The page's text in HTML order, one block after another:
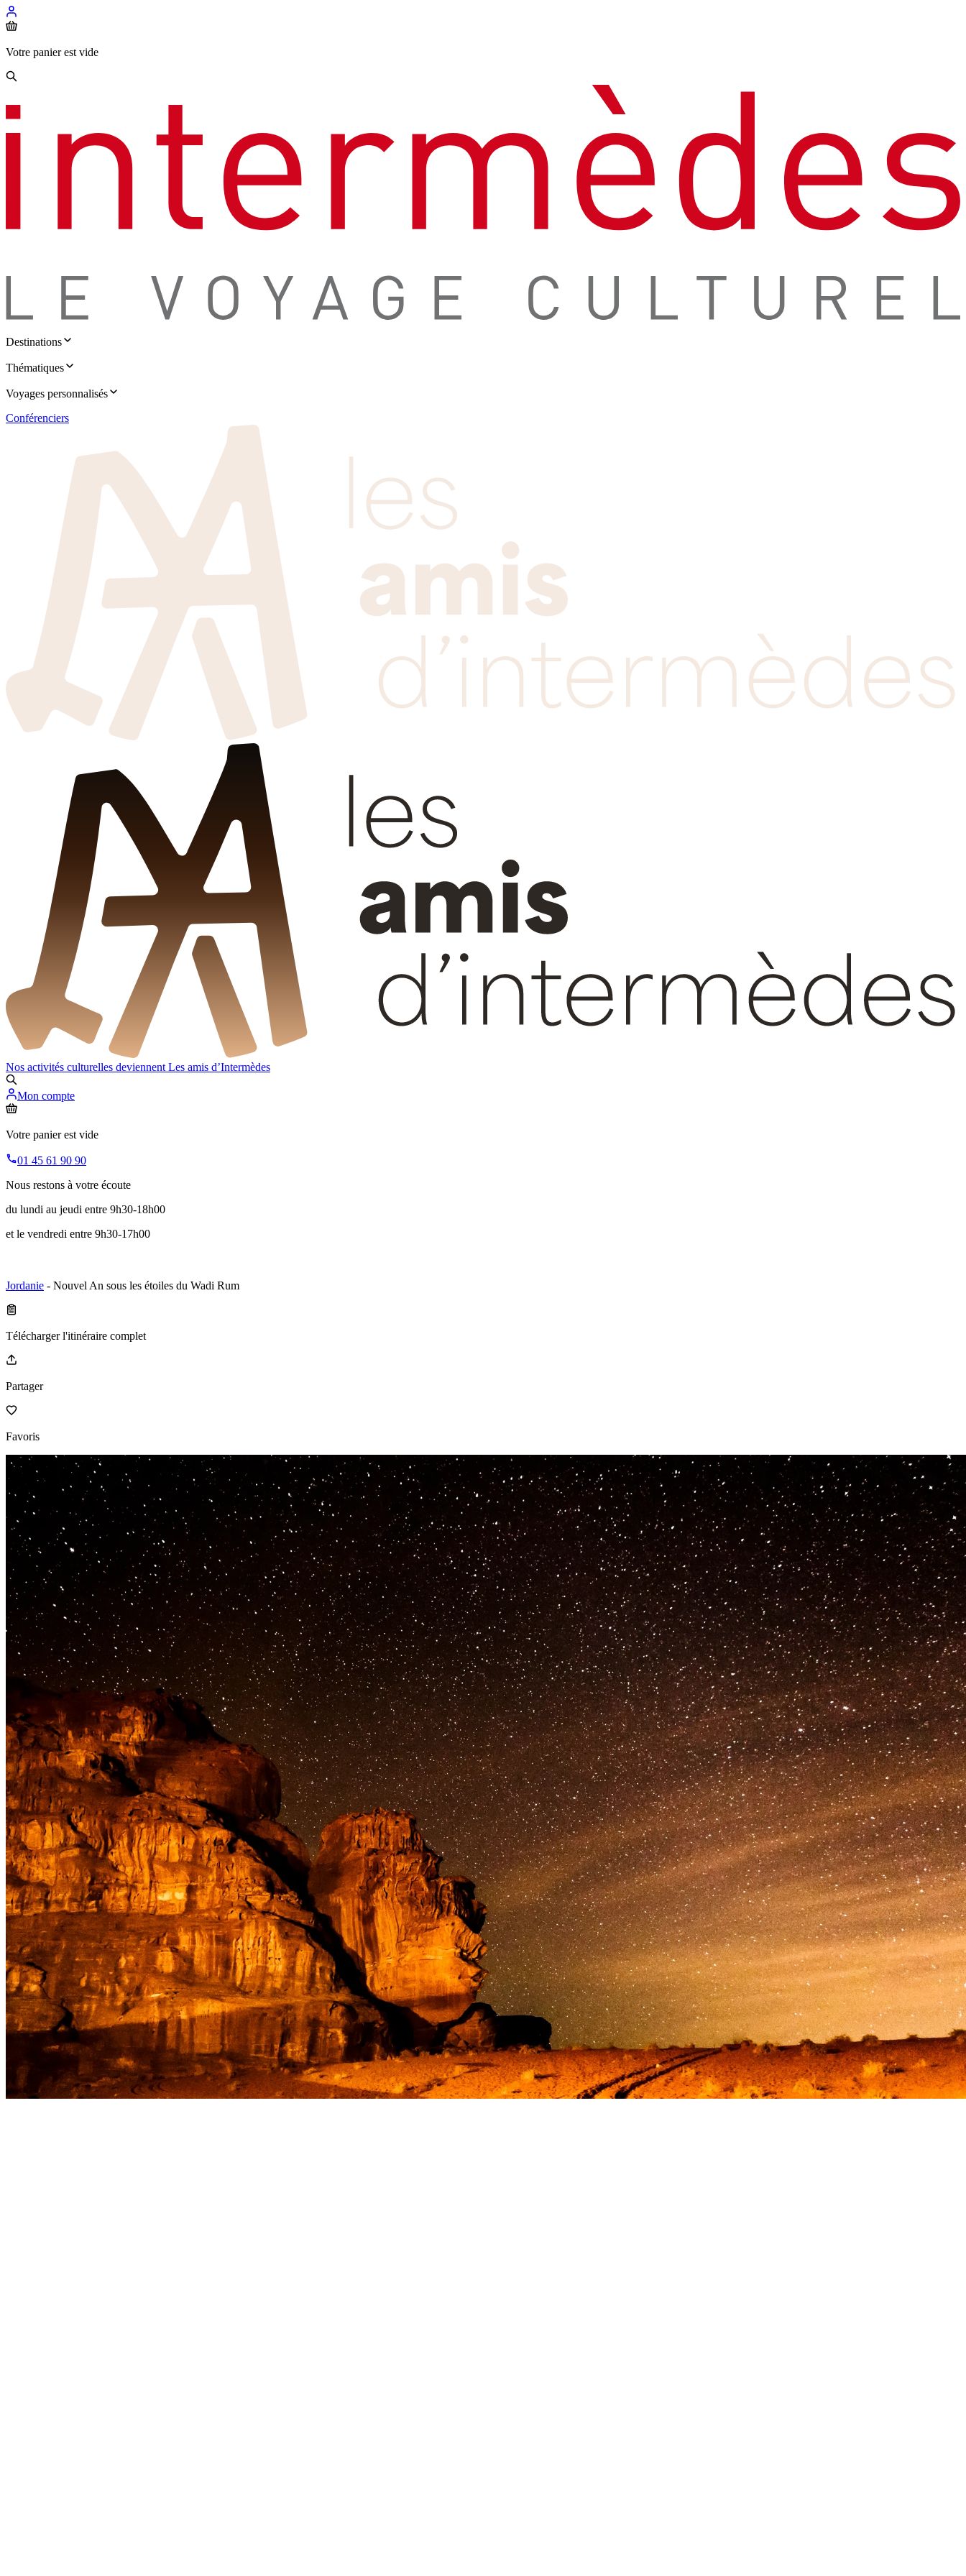
Votre panier est vide
Destinations
Thématiques
Voyages personnalisés
Conférenciers
Nos activités culturelles deviennent Les amis d’Intermèdes
Mon compte
Votre panier est vide
01 45 61 90 90
Nous restons à votre écoute
du lundi au jeudi entre 9h30-18h00
et le vendredi entre 9h30-17h00
Jordanie - Nouvel An sous les étoiles du Wadi Rum
Télécharger l'itinéraire complet
Partager
Favoris